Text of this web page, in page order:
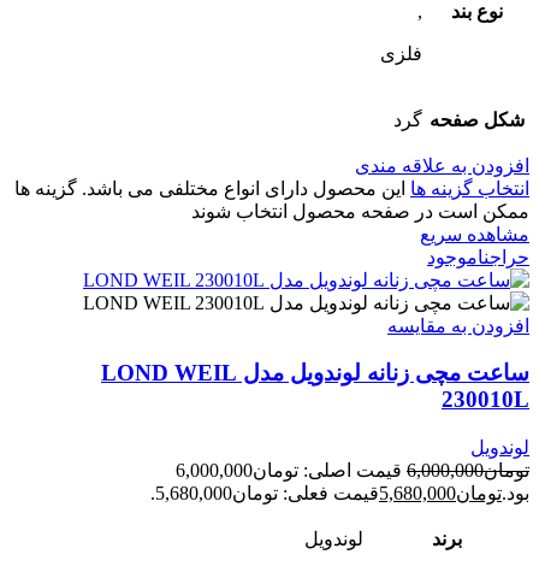
نوع بند
,
فلزی
شکل صفحه گرد
افزودن به علاقه مندی
انتخاب گزینه ها این محصول دارای انواع مختلفی می باشد. گزینه ها
ممکن است در صفحه محصول انتخاب شوند
مشاهده سریع
حراجناموجود
افزودن به مقایسه
ساعت مچی زنانه لوندویل مدل LOND WEIL
230010L
لوندویل
تومان6,000,000
قیمت اصلی: تومان6,000,000
بود.تومان5,680,000قیمت فعلی: تومان5,680,000.
برند لوندویل